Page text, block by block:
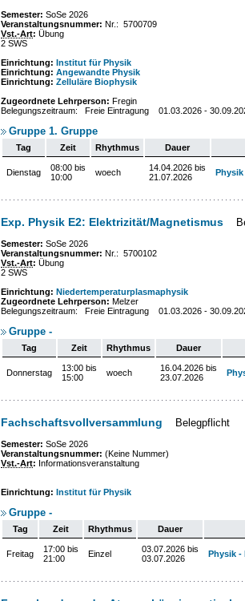
Semester: SoSe 2026
Veranstaltungsnummer: Nr.: 5700709
Vst.-Art: Übung
2 SWS
Einrichtung: Institut für Physik
Einrichtung: Angewandte Physik
Einrichtung: Zelluläre Biophysik
Zugeordnete Lehrperson: Fregin
Belegungszeitraum: Freie Eintragung 01.03.2026 -
Gruppe 1. Gruppe
Tag Zeit Rhythmus Dauer
Dienstag
08:00 bis
10:00
woech
14.04.2026 bis
21.07.2026
Physik
Exp. Physik E2: Elektrizität/Magnetismus
Semester: SoSe 2026
Veranstaltungsnummer: Nr.: 5700102
Vst.-Art: Übung
2 SWS
Einrichtung: Niedertemperaturplasmaphysik
Zugeordnete Lehrperson: Melzer
Belegungszeitraum: Freie Eintragung 01.03.2026 -
Gruppe -
Tag Zeit Rhythmus Dauer
Donnerstag
13:00 bis
15:00
woech
16.04.2026 bis
23.07.2026
Fachschaftsvollversammlung Belegpflicht
Semester: SoSe 2026
Veranstaltungsnummer: (Keine Nummer)
Vst.-Art: Informationsveranstaltung
Einrichtung: Institut für Physik
Gruppe -
Tag Zeit Rhythmus Dauer
Freitag
17:00 bis
21:00
Einzel
03.07.2026 bis
03.07.2026
Physik -